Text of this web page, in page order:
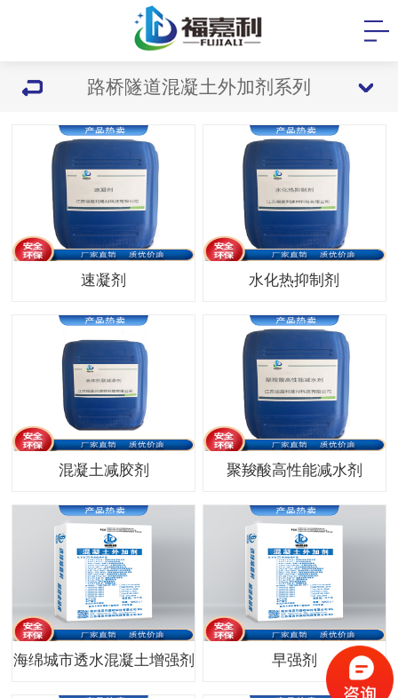
路桥隧道混凝土外加剂系列
速凝剂 水化热抑制剂
混凝土减胶剂 聚羧酸高性能减水剂
海绵城市透水混凝土增强剂 早强剂